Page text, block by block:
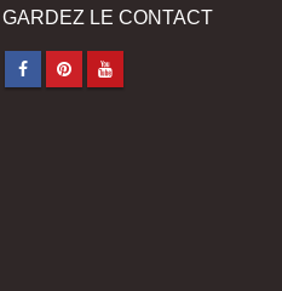
GARDEZ LE CONTACT